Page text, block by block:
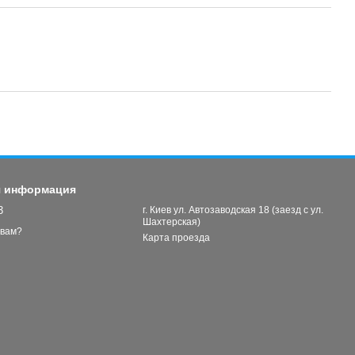
информация
г. Киев ул. Автозаводская 18 (заезд с ул.
Шахтерская)
Карта проезда